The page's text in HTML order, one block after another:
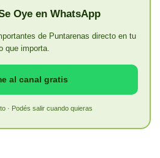
Oye en WhatsApp
de Puntarenas directo en tu
que importa.
al canal gratis
· Podés salir cuando quieras